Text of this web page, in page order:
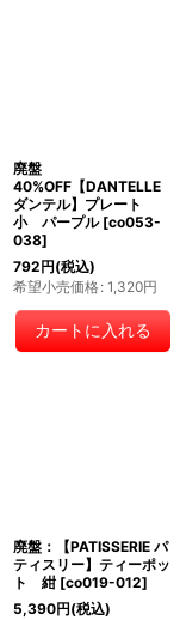
廃盤
40%OFF【DANTELLE
ダンテル】プレート
小 パープル [co053-
038]
792円(税込)
希望小売価格: 1,320円
カートに入れる
廃盤：【PATISSERIE パ
ティスリー】ティーポッ
ト 紺 [co019-012]
5,390円(税込)